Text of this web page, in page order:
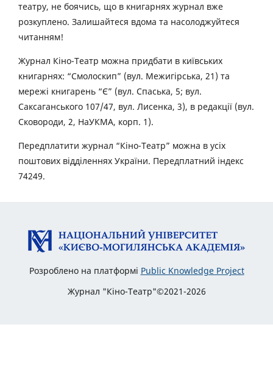
театру, не боячись, що в книгарнях журнал вже
розкуплено. Залишайтеся вдома та насолоджуйтеся
читанням!
Журнал Кіно-Театр можна придбати в київських
книгарнях: “Смолоскип” (вул. Межигірська, 21) та
мережі книгарень “Є” (вул. Спаська, 5; вул.
Саксаганського 107/47, вул. Лисенка, 3), в редакції (вул.
Сковороди, 2, НаУКМА, корп. 1).
Передплатити журнал “Кіно-Театр” можна в усіх
поштових відділеннях України. Передплатний індекс
74249.
Розроблено на платформі Public Knowledge Project
Журнал "Кіно-Театр"©2021-2026